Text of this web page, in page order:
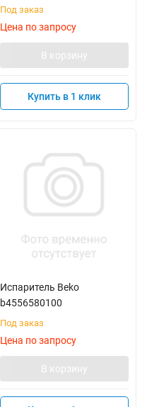
Под заказ
Цена по запросу
В корзину
Купить в 1 клик
Испаритель Beko
b4556580100
Под заказ
Цена по запросу
В корзину